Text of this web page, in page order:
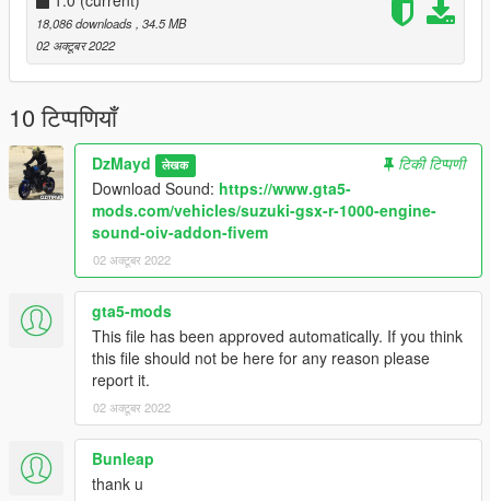
18,086 downloads, 34.5 MB
02 अक्टूबर 2022
10 टिप्पणियाँ
DzMayd लेखक
टिकी टिप्पणी
Download Sound: https://www.gta5-
mods.com/vehicles/suzuki-gsx-r-1000-engine-
sound-oiv-addon-fivem
02 अक्टूबर 2022
gta5-mods
This file has been approved automatically. If you think
this file should not be here for any reason please
report it.
02 अक्टूबर 2022
Bunleap
thank u